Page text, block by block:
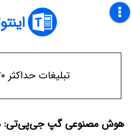
تبلیغات حداکثر ۷۲۰ در ۹۰
هوش مصنوعی گپ جی‌پی‌تی: